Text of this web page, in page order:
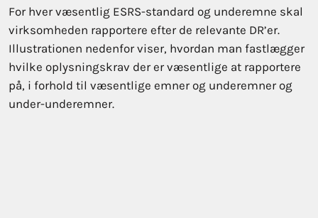
For hver væsentlig ESRS-standard og underemne skal
virksomheden rapportere efter de relevante DR’er.
Illustrationen nedenfor viser, hvordan man fastlægger
hvilke oplysningskrav der er væsentlige at rapportere
på, i forhold til væsentlige emner og underemner og
under-underemner.